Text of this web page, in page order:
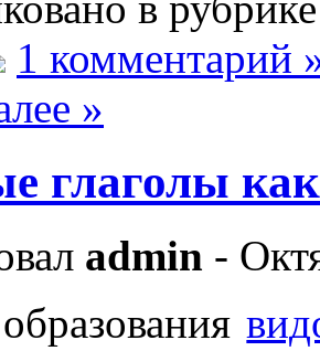
1 комментарий
»
глаголы
admin -